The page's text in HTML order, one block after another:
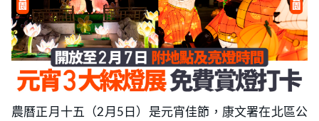
農曆正月十五（2月5日）是元宵佳節，康文署在北區公